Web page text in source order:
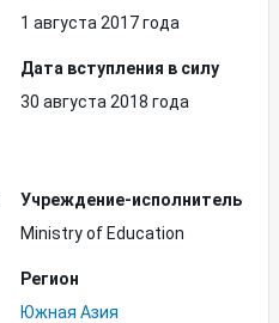
1 августа 2017 года
Дата вступления в силу
30 августа 2018 года
Учреждение-исполнитель
Ministry of Education
Регион
Южная Азия